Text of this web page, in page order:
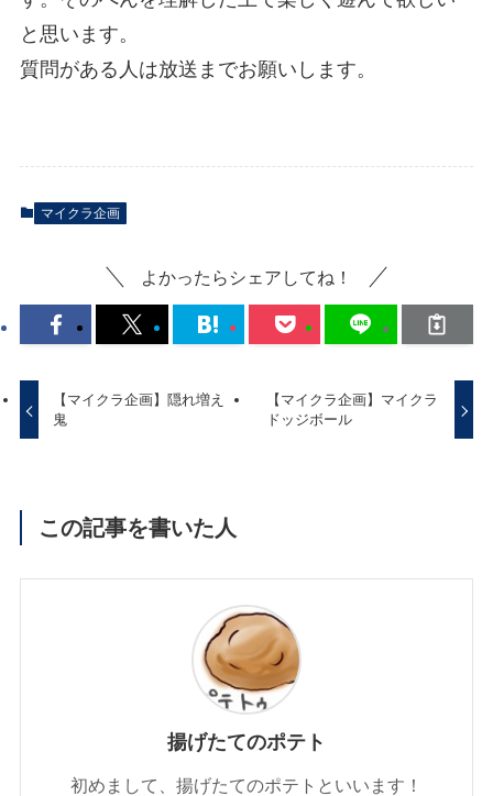
と思います。
質問がある人は放送までお願いします。
マイクラ企画
よかったらシェアしてね！
【マイクラ企画】隠れ増え
鬼
【マイクラ企画】マイクラ
ドッジボール
この記事を書いた人
揚げたてのポテト
初めまして、揚げたてのポテトといいます！